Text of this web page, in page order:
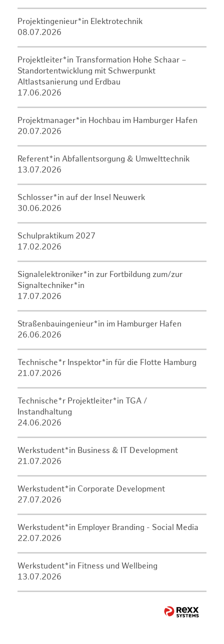
Projektingenieur*in Elektrotechnik
08.07.2026
Projektleiter*in Transformation Hohe Schaar –
Standortentwicklung mit Schwerpunkt
Altlastsanierung und Erdbau
17.06.2026
Projektmanager*in Hochbau im Hamburger Hafen
20.07.2026
Referent*in Abfallentsorgung & Umwelttechnik
13.07.2026
Schlosser*in auf der Insel Neuwerk
30.06.2026
Schulpraktikum 2027
17.02.2026
Signalelektroniker*in zur Fortbildung zum/zur
Signaltechniker*in
17.07.2026
Straßenbauingenieur*in im Hamburger Hafen
26.06.2026
Technische*r Inspektor*in für die Flotte Hamburg
21.07.2026
Technische*r Projektleiter*in TGA /
Instandhaltung
24.06.2026
Werkstudent*in Business & IT Development
21.07.2026
Werkstudent*in Corporate Development
27.07.2026
Werkstudent*in Employer Branding - Social Media
22.07.2026
Werkstudent*in Fitness und Wellbeing
13.07.2026